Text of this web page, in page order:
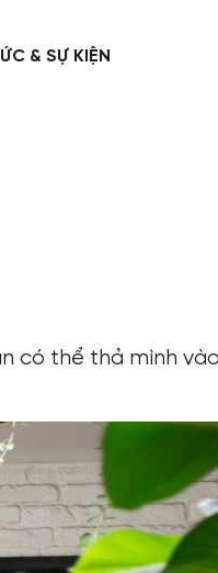
& SỰ KIỆN
có thể thả mình